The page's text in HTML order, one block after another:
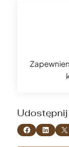
Udostępnij na Facebooku
Udostępnij naUdostępnij na X